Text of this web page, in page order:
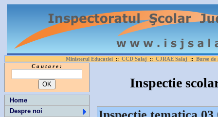
Ministerul Educatiei :: CCD Salaj :: CJRAE Salaj :: Burse
C a u t a r e :
Home
Despre noi
Inspectie